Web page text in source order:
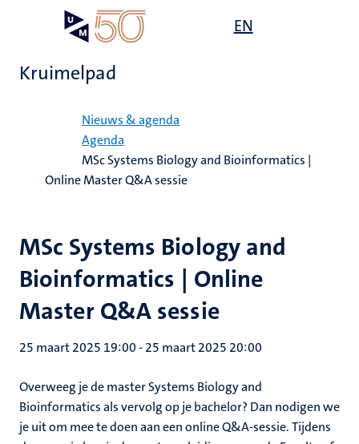
EN
Kruimelpad
Nieuws & agenda
Agenda
MSc Systems Biology and Bioinformatics |
Online Master Q&A sessie
MSc Systems Biology and
Bioinformatics | Online
Master Q&A sessie
25 maart 2025 19:00-25 maart 2025 20:00
Overweeg je de master Systems Biology and
Bioinformatics als vervolg op je bachelor? Dan nodigen we
je uit om mee te doen aan een online Q&A-sessie. Tijdens